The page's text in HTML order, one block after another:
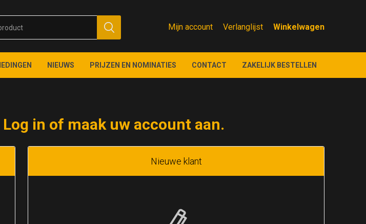
Mijn account Verlanglijst
NIEUWS PRIJZEN EN NOMINATIES CONTACT ZAKELIJK BESTELLEN
in of maak uw account aan.
Nieuwe klant